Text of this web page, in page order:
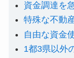
資金調達を
特殊な不動
自由な資金
1都3県以外